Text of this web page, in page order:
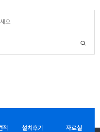
적 설치후기 자료실